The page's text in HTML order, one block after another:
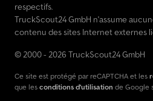
respectifs.
TruckScout24 GmbH n'assume
contenu des sites Internet externes
© 2000 - 2026 TruckScout24 GmbH
Ce site est protégé par reCAPTCHA et les
que les conditions d'utilisation de Google